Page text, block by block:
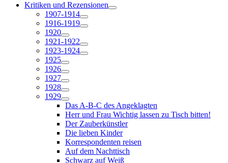
Kritiken und Rezensionen
1907-1914
1916-1919
1920
1921-1922
1923-1924
1925
1926
1927
1928
1929
Das A-B-C des Angeklagten
Herr und Frau Wichtig lassen zu Tisch bitten!
Der Zauberkünstler
Die lieben Kinder
Korrespondenten reisen
Auf dem Nachttisch
Schwarz auf Weiß